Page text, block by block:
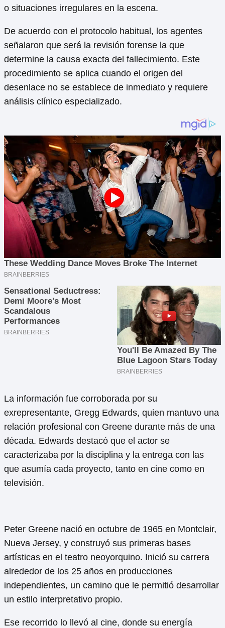
o situaciones irregulares en la escena.
De acuerdo con el protocolo habitual, los agentes
señalaron que será la revisión forense la que
determine la causa exacta del fallecimiento. Este
procedimiento se aplica cuando el origen del
desenlace no se establece de inmediato y requiere
análisis clínico especializado.
La información fue corroborada por su
exrepresentante, Gregg Edwards, quien mantuvo una
relación profesional con Greene durante más de una
década. Edwards destacó que el actor se
caracterizaba por la disciplina y la entrega con las
que asumía cada proyecto, tanto en cine como en
televisión.
Peter Greene nació en octubre de 1965 en Montclair,
Nueva Jersey, y construyó sus primeras bases
artísticas en el teatro neoyorquino. Inició su carrera
alrededor de los 25 años en producciones
independientes, un camino que le permitió desarrollar
un estilo interpretativo propio.
Ese recorrido lo llevó al cine, donde su energía